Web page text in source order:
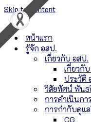
Skip to content
หน้าแรก
รู้จัก อสป.
เกี่ยวกับ อสป.
เกี่ยวกั
ประวัติ
วิสัยทัศน์ พันธ
การดำเนินก
การกำกับดูแ
CG